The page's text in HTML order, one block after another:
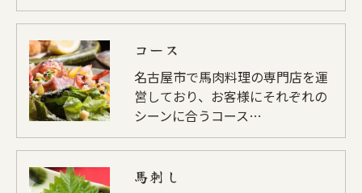
コース
名古屋市で馬肉料理の専門店を運
営しており、お客様にそれぞれの
シーンに合うコース…
馬刺し